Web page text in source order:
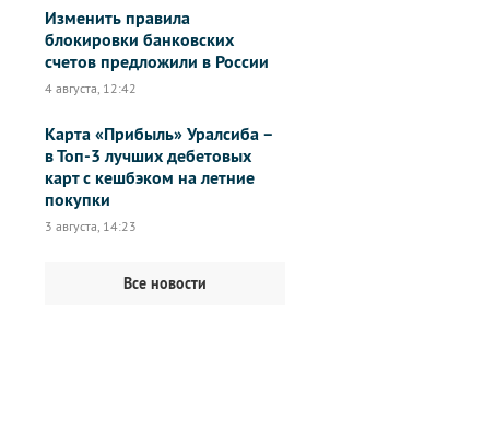
Изменить правила
блокировки банковских
счетов предложили в России
4 августа, 12:42
Карта «Прибыль» Уралсиба –
в Топ-3 лучших дебетовых
карт с кешбэком на летние
покупки
3 августа, 14:23
Все новости